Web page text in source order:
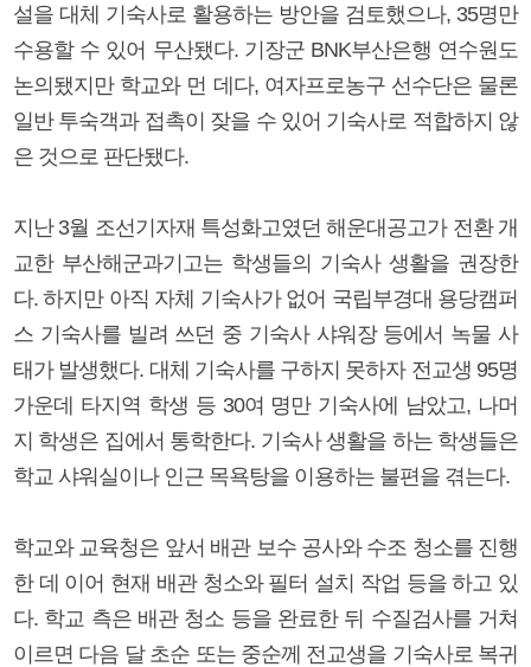
설을 대체 기숙사로 활용하는 방안을 검토했으나, 35명만
수용할 수 있어 무산됐다. 기장군 BNK부산은행 연수원도
논의됐지만 학교와 먼 데다, 여자프로농구 선수단은 물론
일반 투숙객과 접촉이 잦을 수 있어 기숙사로 적합하지 않
은 것으로 판단됐다.
지난 3월 조선기자재 특성화고였던 해운대공고가 전환 개
교한 부산해군과기고는 학생들의 기숙사 생활을 권장한
다. 하지만 아직 자체 기숙사가 없어 국립부경대 용당캠퍼
스 기숙사를 빌려 쓰던 중 기숙사 샤워장 등에서 녹물 사
태가 발생했다. 대체 기숙사를 구하지 못하자 전교생 95명
가운데 타지역 학생 등 30여 명만 기숙사에 남았고, 나머
지 학생은 집에서 통학한다. 기숙사 생활을 하는 학생들은
학교 샤워실이나 인근 목욕탕을 이용하는 불편을 겪는다.
학교와 교육청은 앞서 배관 보수 공사와 수조 청소를 진행
한 데 이어 현재 배관 청소와 필터 설치 작업 등을 하고 있
다. 학교 측은 배관 청소 등을 완료한 뒤 수질검사를 거쳐
이르면 다음 달 초순 또는 중순께 전교생을 기숙사로 복귀